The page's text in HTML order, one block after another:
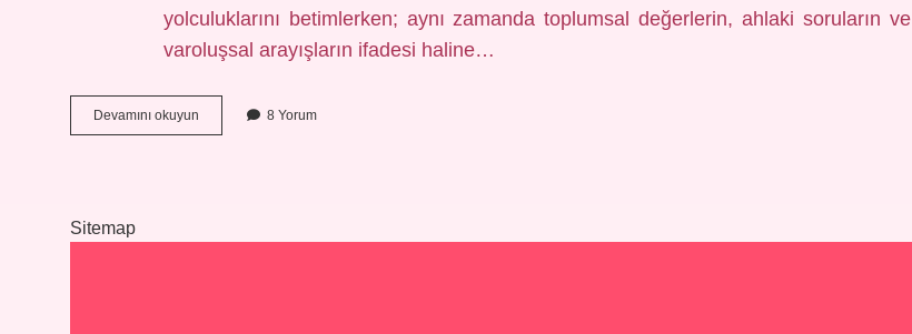
yolculuklarını betimlerken; aynı zamanda toplumsal değerlerin, ahlaki soruların ve
varoluşsal arayışların ifadesi haline…
Devamını okuyun
can
8 Yorum
Sitemap